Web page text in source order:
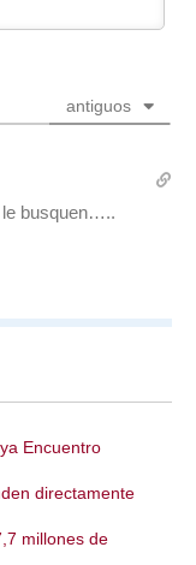
antiguos
le busquen…..
Encuentro
directamente
millones de